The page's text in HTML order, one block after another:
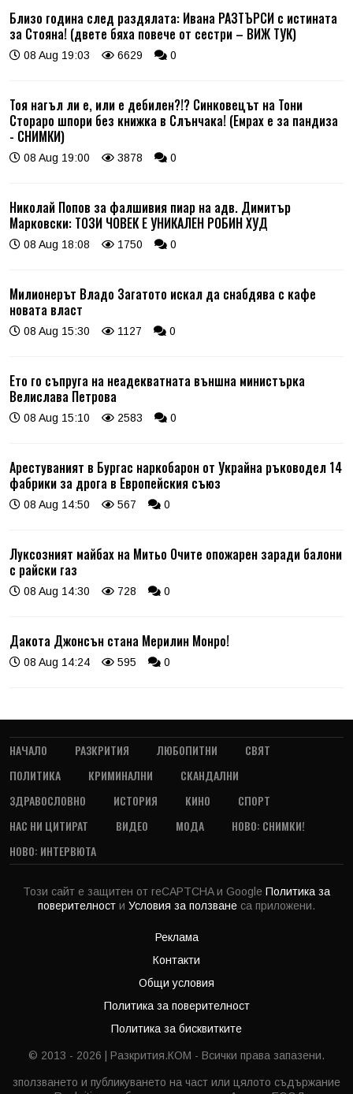
Близо година след раздялата: Ивана РАЗТЪРСИ с истината
за Стояна! (двете бяха повече от сестри – ВИЖ ТУК)
08 Aug 19:03 6629 0
Тоя нагъл ли е, или е дебилен?!? Синковецът на Тони
Стораро шпори без книжка в Слънчака! (Емрах е за пандиза
- СНИМКИ)
08 Aug 19:00 3878 0
Николай Попов за фалшивия пиар на адв. Димитър
Марковски: ТОЗИ ЧОВЕК Е УНИКАЛЕН РОБИН ХУД
08 Aug 18:08 1750 0
Милионерът Владо Загатото искал да снабдява с кафе
новата власт
08 Aug 15:30 1127 0
Ето го съпруга на неадекватната външна министърка
Велислава Петрова
08 Aug 15:10 2583 0
Арестуваният в Бургас наркобарон от Украйна ръководел 14
фабрики за дрога в Европейския съюз
08 Aug 14:50 567 0
Луксозният майбах на Митьо Очите опожарен заради балони
с райски газ
08 Aug 14:30 728 0
Дакота Джонсън стана Мерилин Монро!
08 Aug 14:24 595 0
НАЧАЛО РАЗКРИТИЯ ЛЮБОПИТНИ
СВЯТ
ПОЛИТИКА
КРИМИНАЛНИ
СКАНДАЛНИ
ЗДРАВОСЛОВНО
ИСТОРИЯ КИНО
СПОРТ
НАС НИ ЦИТИРАТ
ВИДЕО МОДА
НОВО: СНИМКИ!
НОВО: ИНТЕРВЮТА
Този сайт е защитен от reCAPTCHA и Google Политика за
поверителност и Условия за ползване са приложени.
Реклама
Контакти
Общи условия
Политика за поверителност
Политика за бисквитките
© 2013 - 2026 | Разкрития.КОМ - Всички права запазени.
зползването и публикуването на част или цялото съдържание